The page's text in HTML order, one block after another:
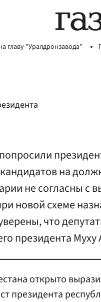
главу "Уралдронзавода"
на
не согласны с
новой схеме
что
президента Муху
открыто
президента